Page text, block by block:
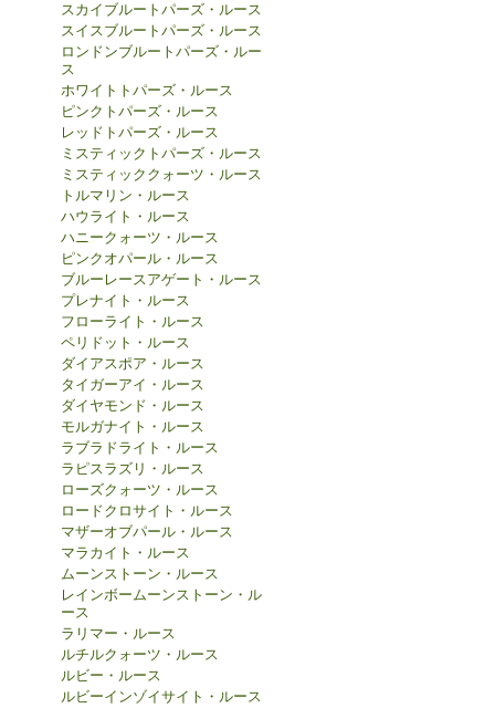
スカイブルートパーズ・ルース
スイスブルートパーズ・ルース
ロンドンブルートパーズ・ルー
ス
ホワイトトパーズ・ルース
ピンクトパーズ・ルース
レッドトパーズ・ルース
ミスティックトパーズ・ルース
ミスティッククォーツ・ルース
トルマリン・ルース
ハウライト・ルース
ハニークォーツ・ルース
ピンクオパール・ルース
ブルーレースアゲート・ルース
プレナイト・ルース
フローライト・ルース
ペリドット・ルース
ダイアスポア・ルース
タイガーアイ・ルース
ダイヤモンド・ルース
モルガナイト・ルース
ラブラドライト・ルース
ラピスラズリ・ルース
ローズクォーツ・ルース
ロードクロサイト・ルース
マザーオブパール・ルース
マラカイト・ルース
ムーンストーン・ルース
レインボームーンストーン・ル
ース
ラリマー・ルース
ルチルクォーツ・ルース
ルビー・ルース
ルビーインゾイサイト・ルース